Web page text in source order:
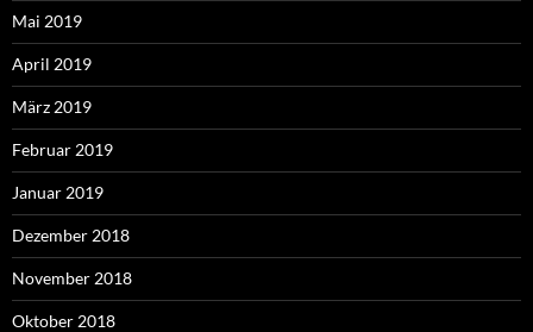
Mai 2019
April 2019
März 2019
Februar 2019
Januar 2019
Dezember 2018
November 2018
Oktober 2018